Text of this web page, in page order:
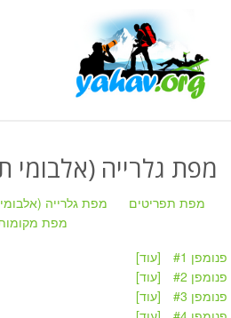
מפת גלרייה (אלבומי
מפת תפריטים מפת גלרייה
מפת
#1
[עוד]
#2
[עוד]
#3
[עוד]